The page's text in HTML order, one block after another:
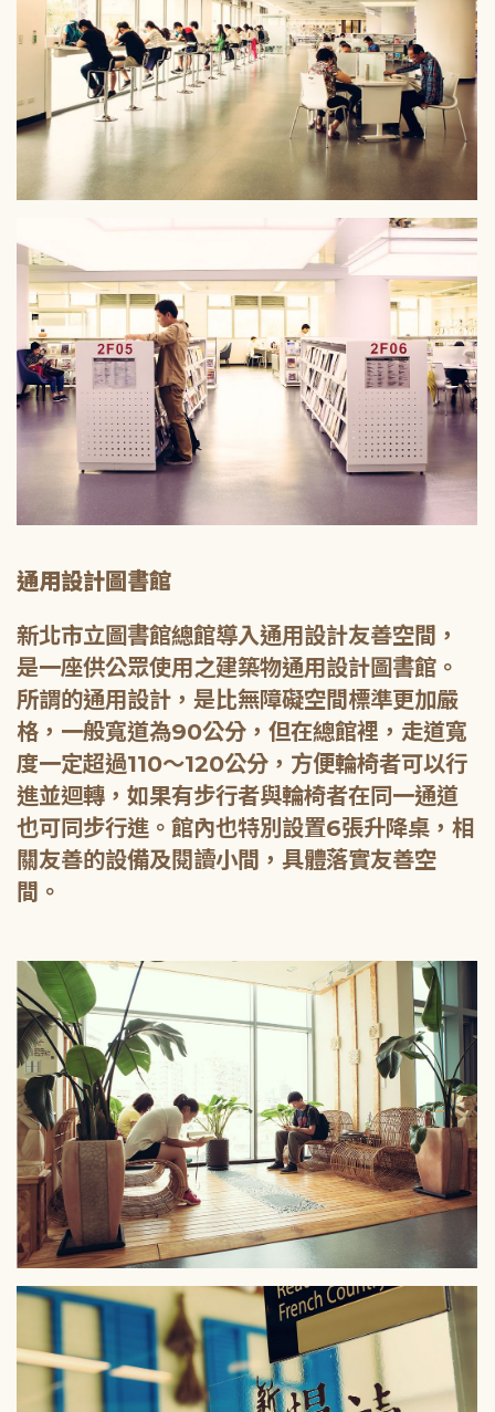
通用設計圖書館
新北市立圖書館總館導入通用設計友善空間，
是一座供公眾使用之建築物通用設計圖書館。
所謂的通用設計，是比無障礙空間標準更加嚴
格，一般寬道為90公分，但在總館裡，走道寬
度一定超過110～120公分，方便輪椅者可以行
進並迴轉，如果有步行者與輪椅者在同一通道
也可同步行進。館內也特別設置6張升降桌，相
關友善的設備及閱讀小間，具體落實友善空
間。